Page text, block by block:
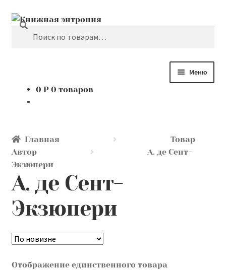
Перейти
Перейти
Искать:
Поиск
Меню
Доставка и оплата
Мы покупаем
О нас
0 ₽ 0 товаров
Главная
Товар
Автор
А. де Сент-
Экзюпери
А. де Сент-
Экзюпери
Отображение единственного товара